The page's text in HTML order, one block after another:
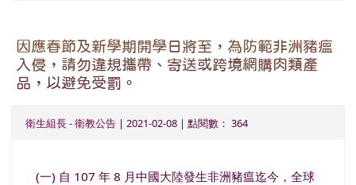
因應春節及新學期開學日將至，為防範非洲豬瘟
入侵，請勿違規攜帶、寄送或跨境網購肉類產
品，以避免受罰。
衛生組長-衛教公告 | 2021-02-08 | 點閱數： 364
(一) 自 107 年 8 月中國大陸發生非洲豬瘟迄今，全球